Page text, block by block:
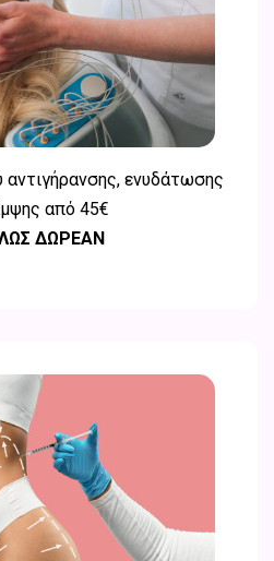
ενυδάτωσης
από 45€
ΔΩΡΕΑΝ